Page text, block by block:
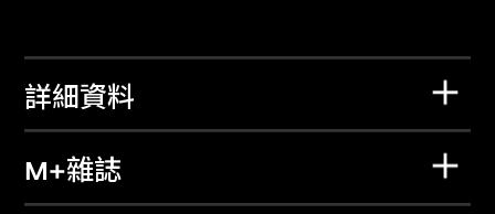
詳細資料
M+雜誌